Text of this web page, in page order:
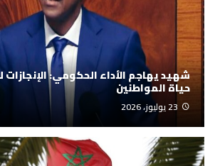
شهيد يهاجم الأداء الحكومي:
حياة المواطنين
23 يوليوز، 2026